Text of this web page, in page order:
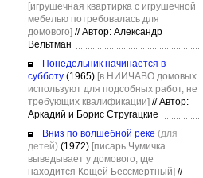
[игрушечная квартирка с игрушечной
мебелью потребовалась для
домового] //Автор: Александр
Вельтман
Понедельник начинается в
субботу (1965) [в НИИЧАВО домовых
используют для подсобных работ, не
требующих квалификации] //Автор:
Аркадий и Борис Стругацкие
Вниз по волшебной реке (для
детей) (1972) [писарь Чумичка
выведывает у домового, где
находится Кощей Бессмертный] //